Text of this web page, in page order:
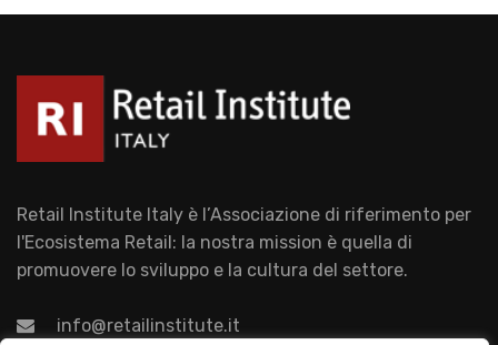
Retail Institute Italy è l’Associazione di riferimento per
l'Ecosistema Retail: la nostra mission è quella di
promuovere lo sviluppo e la cultura del settore.
info@retailinstitute.it